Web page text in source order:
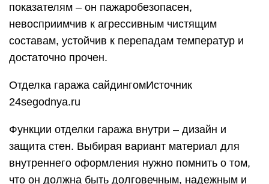
показателям – он пажаробезопасен,
невосприимчив к агрессивным чистящим
составам, устойчив к перепадам температур и
достаточно прочен.
Отделка гаража сайдингомИсточник
24segodnya.ru
Функции отделки гаража внутри – дизайн и
защита стен. Выбирая вариант материал для
внутреннего оформления нужно помнить о том,
что он должна быть долговечным, надежным и